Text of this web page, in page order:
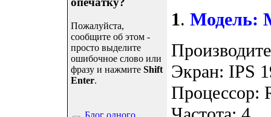
Пожалуйста,
сообщите об этом -
просто выделите
ошибочное слово или
фразу и нажмите Shift
Enter.
Блог одного
1. Модель:
Экран: IPS
Процессор: